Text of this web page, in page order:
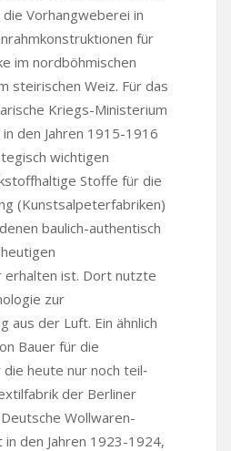
Vorhangweberei in
für
im nordböhmischen
steirischen Weiz. Für das
Kriegs-Ministerium
den Jahren 1915-1916
wichtigen
Stoffe für die
(Kunstsalpeterfabriken)
baulich-authentisch
erhalten ist. Dort nutzte
zur
aus der Luft. Ein ähnlich
Bauer für die
heute nur noch teil‑
der Berliner
Wollwaren-
den Jahren 1923-1924,